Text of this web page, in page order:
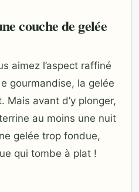
couche de gelée
aimez l’aspect raffiné
gourmandise, la gelée
Mais avant d’y plonger,
au moins une nuit
gelée trop fondue,
qui tombe à plat !